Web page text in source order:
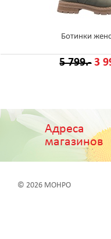
Ботинки
5 799.- 3
Адреса
магазинов
© 2026 МОНРО